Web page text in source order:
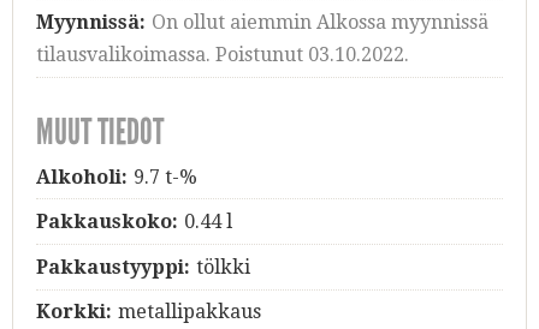
Myynnissä: On ollut aiemmin Alkossa myynnissä
tilausvalikoimassa. Poistunut 03.10.2022.
MUUT TIEDOT
Alkoholi: 9.7 t-%
Pakkauskoko: 0.44 l
Pakkaustyyppi: tölkki
Korkki: metallipakkaus